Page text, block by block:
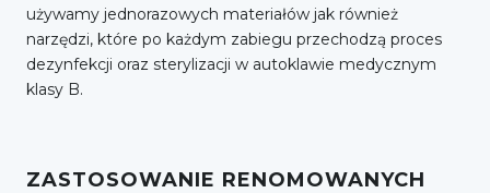
używamy jednorazowych materiałów jak również
narzędzi, które po każdym zabiegu przechodzą proces
dezynfekcji oraz sterylizacji w autoklawie medycznym
klasy B.
ZASTOSOWANIE RENOMOWANYCH